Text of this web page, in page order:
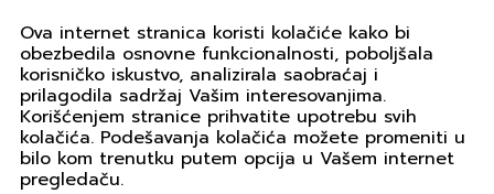
Ova internet stranica koristi kolačiće kako bi
obezbedila osnovne funkcionalnosti, poboljšala
korisničko iskustvo, analizirala saobraćaj i
prilagodila sadržaj Vašim interesovanjima.
Korišćenjem stranice prihvatite upotrebu svih
kolačića. Podešavanja kolačića možete promeniti u
bilo kom trenutku putem opcija u Vašem internet
pregledaču.